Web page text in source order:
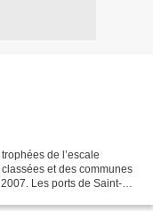
de l’escale
et des communes
Les ports de Saint-